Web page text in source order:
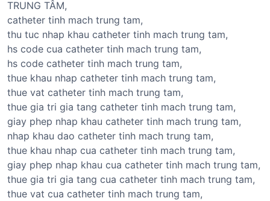
TRUNG TÂM,
catheter tinh mach trung tam,
thu tuc nhap khau catheter tinh mach trung tam,
hs code cua catheter tinh mach trung tam,
hs code catheter tinh mach trung tam,
thue khau nhap catheter tinh mach trung tam,
thue vat catheter tinh mach trung tam,
thue gia tri gia tang catheter tinh mach trung tam,
giay phep nhap khau catheter tinh mach trung tam,
nhap khau dao catheter tinh mach trung tam,
thue khau nhap cua catheter tinh mach trung tam,
giay phep nhap khau cua catheter tinh mach trung tam,
thue gia tri gia tang cua catheter tinh mach trung tam,
thue vat cua catheter tinh mach trung tam,